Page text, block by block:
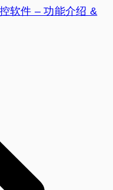
软件 – 功能介绍 &